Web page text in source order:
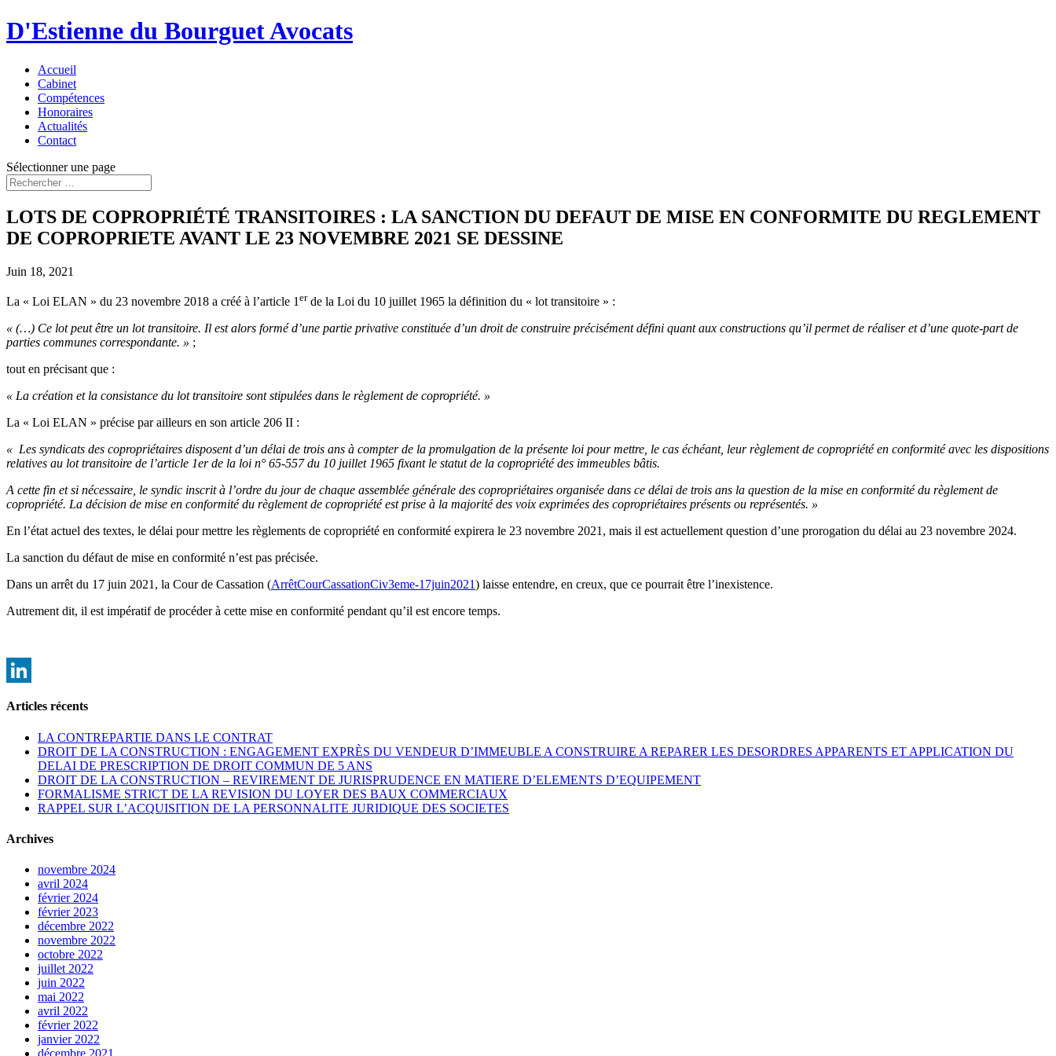
D'Estienne du Bourguet Avocats
Accueil
Cabinet
Compétences
Honoraires
Actualités
Contact
Sélectionner une page
LOTS DE COPROPRIÉTÉ TRANSITOIRES : LA SANCTION DU DEFAUT DE MISE EN CONFORMITE DU REGLEMENT
DE COPROPRIETE AVANT LE 23 NOVEMBRE 2021 SE DESSINE
Juin 18, 2021
La « Loi ELAN » du 23 novembre 2018 a créé à l’article 1 erde la Loi du 10 juillet 1965 la définition du « lot transitoire » :
« (…) Ce lot peut être un lot transitoire. Il est alors formé d’une partie privative constituée d’un droit de construire précisément défini quant aux constructions qu’il permet de réaliser et d’une quote-part de
parties communes correspondante. » ;
tout en précisant que :
« La création et la consistance du lot transitoire sont stipulées dans le règlement de copropriété. »
La « Loi ELAN » précise par ailleurs en son article 206 II :
« Les syndicats des copropriétaires disposent d’un délai de trois ans à compter de la promulgation de la présente loi pour mettre, le cas échéant, leur règlement de copropriété en conformité avec les dispositions
relatives au lot transitoire de l’article 1er de la loi n° 65-557 du 10 juillet 1965 fixant le statut de la copropriété des immeubles bâtis.
A cette fin et si nécessaire, le syndic inscrit à l’ordre du jour de chaque assemblée générale des copropriétaires organisée dans ce délai de trois ans la question de la mise en conformité du règlement de
copropriété. La décision de mise en conformité du règlement de copropriété est prise à la majorité des voix exprimées des copropriétaires présents ou représentés. »
En l’état actuel des textes, le délai pour mettre les règlements de copropriété en conformité expirera le 23 novembre 2021, mais il est actuellement question d’une prorogation du délai au 23 novembre 2024.
La sanction du défaut de mise en conformité n’est pas précisée.
Dans un arrêt du 17 juin 2021, la Cour de Cassation (ArrêtCourCassationCiv3eme-17juin2021) laisse entendre, en creux, que ce pourrait être l’inexistence.
Autrement dit, il est impératif de procéder à cette mise en conformité pendant qu’il est encore temps.
Articles récents
LA CONTREPARTIE DANS LE CONTRAT
DROIT DE LA CONSTRUCTION : ENGAGEMENT EXPRÈS DU VENDEUR D’IMMEUBLE A CONSTRUIRE A REPARER LES DESORDRES APPARENTS ET APPLICATION DU
DELAI DE PRESCRIPTION DE DROIT COMMUN DE 5 ANS
DROIT DE LA CONSTRUCTION – REVIREMENT DE JURISPRUDENCE EN MATIERE D’ELEMENTS D’EQUIPEMENT
FORMALISME STRICT DE LA REVISION DU LOYER DES BAUX COMMERCIAUX
RAPPEL SUR L’ACQUISITION DE LA PERSONNALITE JURIDIQUE DES SOCIETES
Archives
novembre 2024
avril 2024
février 2024
février 2023
décembre 2022
novembre 2022
octobre 2022
juillet 2022
juin 2022
mai 2022
avril 2022
février 2022
janvier 2022
décembre 2021